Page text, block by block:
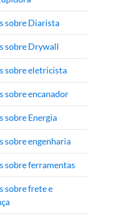
sobre Diarista
sobre Drywall
sobre eletricista
sobre encanador
sobre Energia
sobre engenharia
sobre ferramentas
sobre frete e